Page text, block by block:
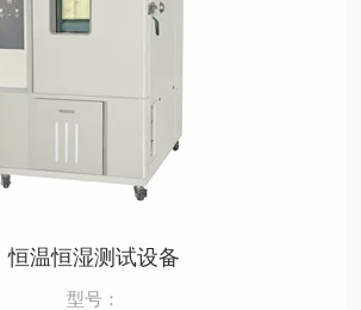
恒温恒湿测试设备
型号：